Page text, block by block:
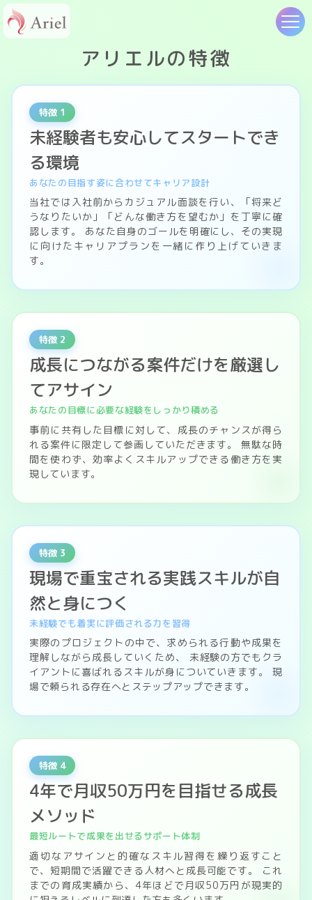
アリエルの特徴
特徴 1
未経験者も安心してスタートでき
る環境
あなたの目指す姿に合わせてキャリア設計
当社では入社前からカジュアル面談を行い、「将来ど
うなりたいか」「どんな働き方を望むか」を丁寧に確
認します。 あなた自身のゴールを明確にし、その実現
に向けたキャリアプランを一緒に作り上げていきま
す。
特徴 2
成長につながる案件だけを厳選し
てアサイン
あなたの目標に必要な経験をしっかり積める
事前に共有した目標に対して、成長のチャンスが得ら
れる案件に限定して参画していただきます。 無駄な時
間を使わず、効率よくスキルアップできる働き方を実
現しています。
特徴 3
現場で重宝される実践スキルが自
然と身につく
未経験でも着実に評価される力を習得
実際のプロジェクトの中で、求められる行動や成果を
理解しながら成長していくため、 未経験の方でもクラ
イアントに喜ばれるスキルが身についていきます。 現
場で頼られる存在へとステップアップできます。
特徴 4
4年で月収50万円を目指せる成長
メソッド
最短ルートで成果を出せるサポート体制
適切なアサインと的確なスキル習得を繰り返すこと
で、短期間で活躍できる人材へと成長可能です。 これ
までの育成実績から、4年ほどで月収50万円が現実的